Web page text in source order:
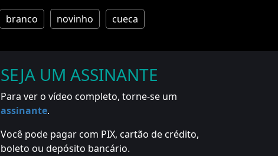
branco novinho cueca
SEJA UM ASSINANTE
Para ver o vídeo completo, torne-se um
assinante.
Você pode pagar com PIX, cartão de crédito,
boleto ou depósito bancário.